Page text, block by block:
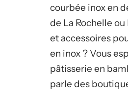
courbée inox en
de La Rochelle
et accessoires
en inox ? Vous
pâtisserie en
parle des